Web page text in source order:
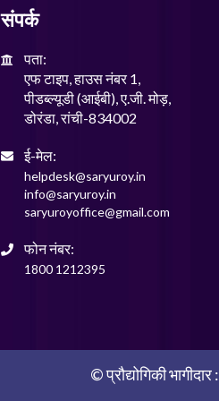
संपर्क
पता:
एफ टाइप, हाउस नंबर 1,
पीडब्ल्यूडी (आईबी), ए.जी. मोड़,
डोरंडा, रांची-834002
ई-मेल:
helpdesk@saryuroy.in
info@saryuroy.in
saryuroyoffice@gmail.com
फोन नंबर:
1800 1212395
© प्रौद्योगिकी भागीदार :